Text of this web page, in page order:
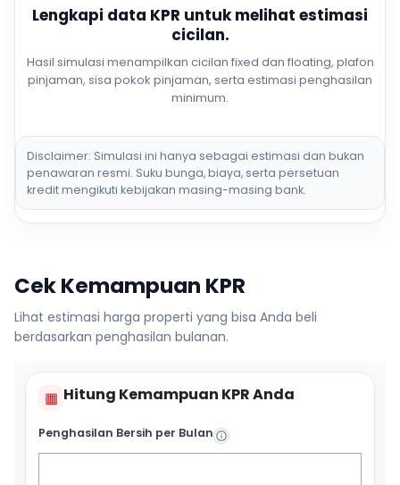
Lengkapi data KPR untuk melihat estimasi
cicilan.
Hasil simulasi menampilkan cicilan fixed dan floating, plafon
pinjaman, sisa pokok pinjaman, serta estimasi penghasilan
minimum.
Disclaimer: Simulasi ini hanya sebagai estimasi dan bukan
penawaran resmi. Suku bunga, biaya, serta persetuan
kredit mengikuti kebijakan masing-masing bank.
Cek Kemampuan KPR
Lihat estimasi harga properti yang bisa Anda beli
berdasarkan penghasilan bulanan.
▦ Hitung Kemampuan KPR Anda
Penghasilan Bersih per Bulan